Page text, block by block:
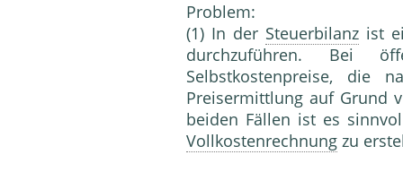
Problem:
(1) In der Steuerbilanz ist
durchzuführen. Bei
Selbstkostenpreise, die
Preisermittlung auf Grund
beiden Fällen ist es
Vollkostenrechnung zu